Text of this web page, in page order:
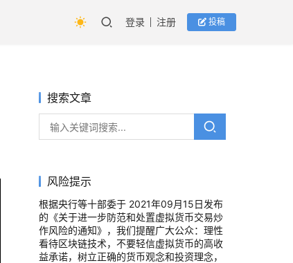
登录 注册 投稿
搜索文章
风险提示
根据央行等十部委于 2021年09月15日发布
的《关于进一步防范和处置虚拟货币交易炒
作风险的通知》，我们提醒广大公众：理性
看待区块链技术，不要轻信虚拟货币的高收
益承诺，树立正确的货币观念和投资理念，